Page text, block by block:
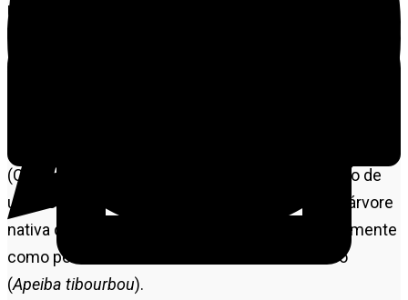
Uma pesquisa desenvolvida no câmpus da
Universidade do Estado de Mato Grosso (Unemat) em
Alta Floresta pode abrir caminho para uma nova
(Ceptam) estão trabalhando no desenvolvimento de
um inseticida natural produzido a partir de uma árvore
nativa da floresta amazônica conhecida popularmente
como pente-de-macaco ou escova-de-macaco
(Apeiba tibourbou).